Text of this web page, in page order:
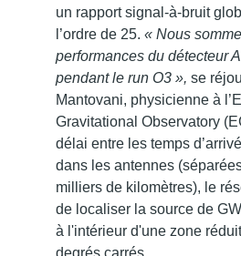
un rapport signal-à-bruit
l’ordre de 25. « Nous
performances du détecteur
pendant le run O3 », se
Mantovani, physicienne à
Gravitational Observatory
délai entre les temps
dans les antennes
milliers de kilomètres), le
de localiser la source de
à l'intérieur d'une zone